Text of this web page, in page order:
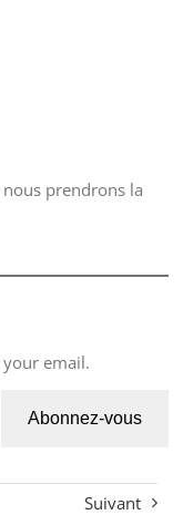
prendrons la
email.
Abonnez-vous
Suivant